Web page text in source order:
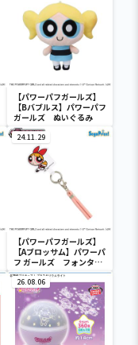
【パワーパフガールズ】
【Bバブルス】パワーパフ
ガールズ ぬいぐるみ
24.11.29
【パワーパフガールズ】
【Aブロッサム】パワーパ
フ ガールズ フォンタブ
＆ショルダーストラップ
26.08.06